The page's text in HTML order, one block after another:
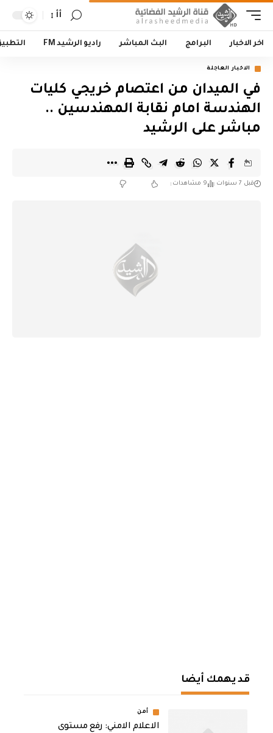
أأ
اخر الاخبار البرامج البث المباشر راديو الرشيد FM
الاخبار العاجلة
في الميدان من اعتصام خريجي كليات
الهندسة امام نقابة المهندسين ..
مباشر على الرشيد
قبل 7 سنوات 9 مشاهدات
قد يهمك أيضا
أمن
الاعلام الامني: رفع مستوى